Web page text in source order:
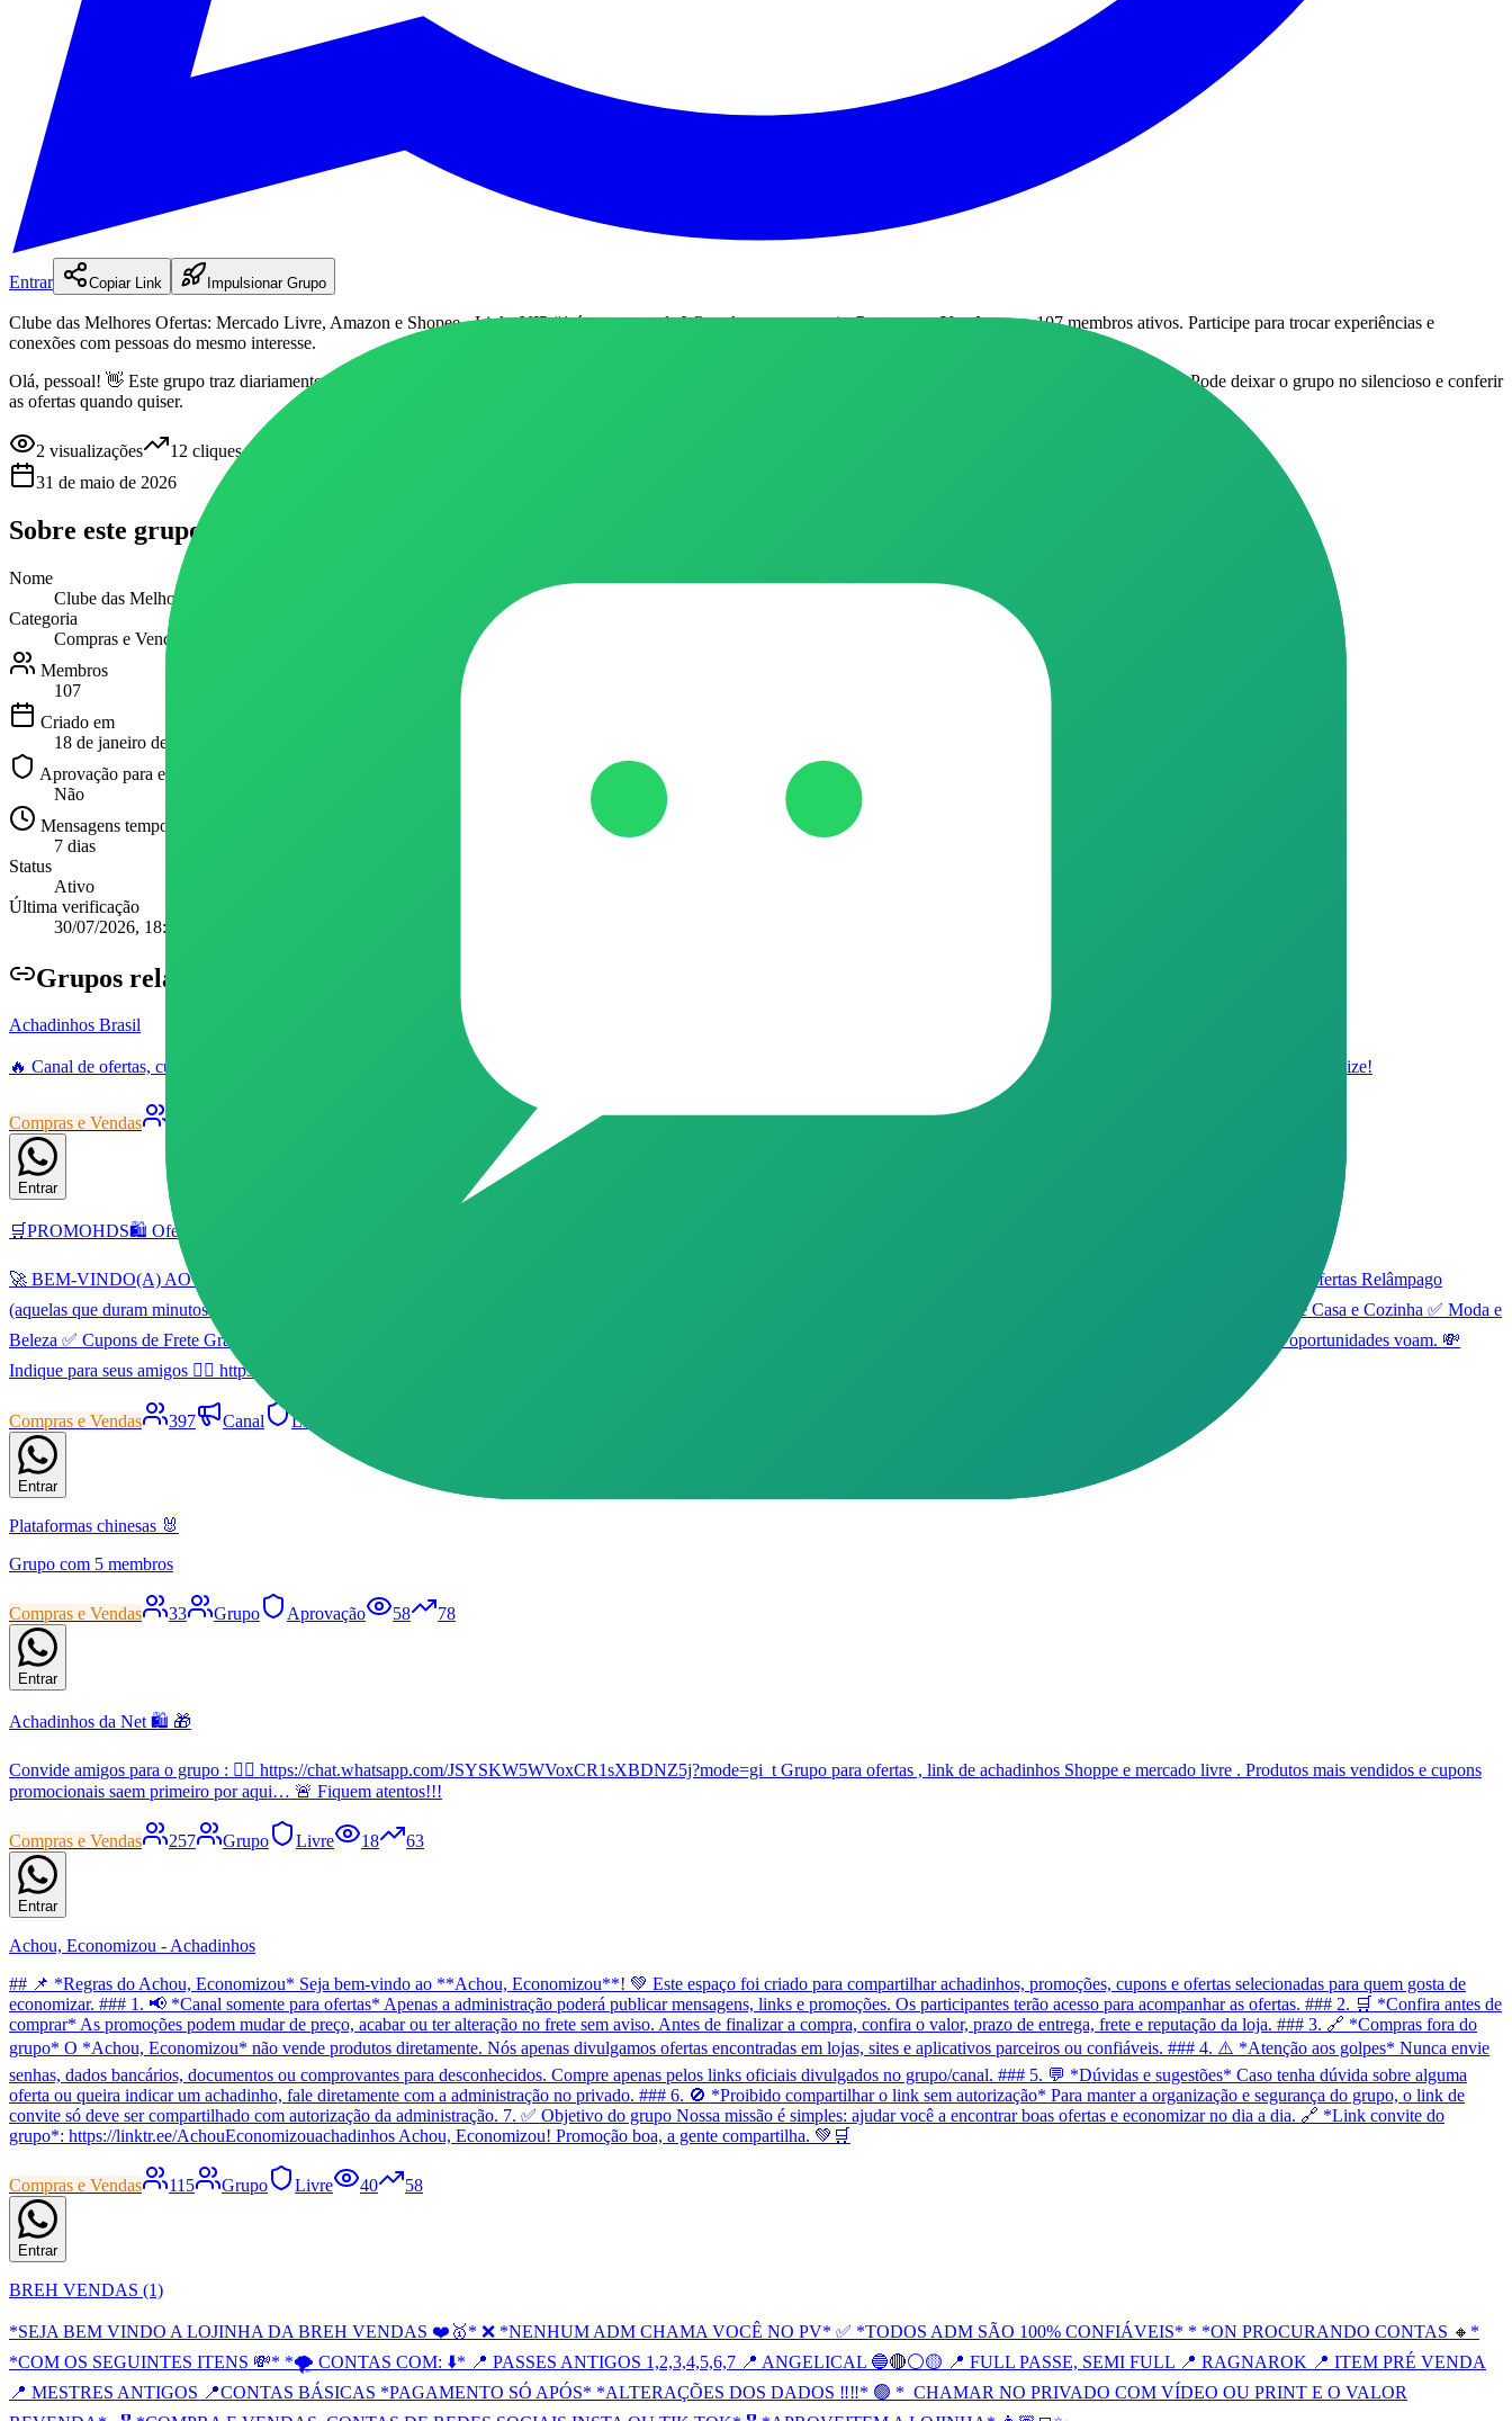
Entrar Copiar Link Impulsionar Grupo
Clube das Melhores Ofertas: Mercado Livre, Amazon e Shopee - Links VIP #1éum grupode WhatsApp na categoriaCompras e Vendascom 107 membros ativos. Participe para trocar experiências e
conexões com pessoas do mesmo interesse.
Olá, pessoal! 👋 Este grupo traz diariamente as melhores promoções da Shopee, Mercado Livre e Amazon. Se você gosta de economizar, aqui é o lugar certo! 🛒✨ 📌 Pode deixar o grupo no silencioso e conferir
as ofertas quando quiser.
2 visualizações 12 cliques
31 de maio de 2026
Sobre este grupo
Nome
Clube das Melhores Ofertas: Mercado Livre, Amazon e Shopee - Links VIP #1
Categoria
Compras e Vendas
Membros
107
Criado em
18 de janeiro de 2026
Aprovação para entrar
Não
Mensagens temporárias
7 dias
Status
Ativo
Última verificação
30/07/2026, 18:37
Grupos relacionados
Achadinhos Brasil
🔥 Canal de ofertas, cupons e promoções no WhatsApp 🇧🇷 As melhores ofertas do Brasil, atualizadas todos os dias 💰 Economia real em produtos confiáveis ✅ Entre, aproveite e economize!
Compras e Vendas
Entrar
🛒PROMOHDS🛍️ Ofertas & Cupons
🚀 BEM-VINDO(A) AO 🛒PROMOHDS🛍️ Ofertas & Cupons 🚀 Cansado de pagar caro? Você está no lugar certo! Aqui o nosso time garimpa a internet 24h por dia para trazer: 🔥 Ofertas Relâmpago
(aquelas que duram minutos!) 🎟️ Cupons Exclusivos das maiores lojas (Mercado Livre, Amazon, Shopee, Magalu, e +) O que postamos aqui: ✅ Eletrônicos e Smartphones ✅ Itens de Casa e Cozinha ✅ Moda e
Beleza ✅ Cupons de Frete Grátis 👉 Dúvidas? Pode chamar os adm's. Boas compras e boas economias! 📌 Dica de ouro: Silencie o grupo, mas não deixe de conferir! As melhores oportunidades voam. 💸
Indique para seus amigos 👇🏻 https://biolink.info/promohds
Compras e Vendas 397 Canal Livre
Entrar
Plataformas chinesas 🐰
Grupo com 5 membros
Compras e Vendas 33 Grupo Aprovação 58 78
Entrar
Achadinhos da Net 🛍️ 🎁
Convide amigos para o grupo : 👇🏼 https://chat.whatsapp.com/JSYSKW5WVoxCR1sXBDNZ5j?mode=gi_t Grupo para ofertas , link de achadinhos Shoppe e mercado livre . Produtos mais vendidos e cupons
promocionais saem primeiro por aqui… 🚨 Fiquem atentos!!!
Compras e Vendas 257 Grupo Livre 18 63
Entrar
Achou, Economizou - Achadinhos
## 📌 *Regras do Achou, Economizou* Seja bem-vindo ao **Achou, Economizou**! 💚 Este espaço foi criado para compartilhar achadinhos, promoções, cupons e ofertas selecionadas para quem gosta de
economizar. ### 1. 📢 *Canal somente para ofertas* Apenas a administração poderá publicar mensagens, links e promoções. Os participantes terão acesso para acompanhar as ofertas. ### 2. 🛒 *Confira antes de
comprar* As promoções podem mudar de preço, acabar ou ter alteração no frete sem aviso. Antes de finalizar a compra, confira o valor, prazo de entrega, frete e reputação da loja. ### 3. 🔗 *Compras fora do
grupo* O *Achou, Economizou* não vende produtos diretamente. Nós apenas divulgamos ofertas encontradas em lojas, sites e aplicativos parceiros ou confiáveis. ### 4. ⚠️ *Atenção aos golpes* Nunca envie
senhas, dados bancários, documentos ou comprovantes para desconhecidos. Compre apenas pelos links oficiais divulgados no grupo/canal. ### 5. 💬 *Dúvidas e sugestões* Caso tenha dúvida sobre alguma
oferta ou queira indicar um achadinho, fale diretamente com a administração no privado. ### 6. 🚫 *Proibido compartilhar o link sem autorização* Para manter a organização e segurança do grupo, o link de
convite só deve ser compartilhado com autorização da administração. 7. ✅ Objetivo do grupo Nossa missão é simples: ajudar você a encontrar boas ofertas e economizar no dia a dia. 🔗 *Link convite do
grupo*: https://linktr.ee/AchouEconomizouachadinhos Achou, Economizou! Promoção boa, a gente compartilha. 💚🛒
Compras e Vendas 115 Grupo Livre 40 58
Entrar
BREH VENDAS (1)
*SEJA BEM VINDO A LOJINHA DA BREH VENDAS ❤️🥇* ❌ *NENHUM ADM CHAMA VOCÊ NO PV* ✅ *TODOS ADM SÃO 100% CONFIÁVEIS* * *ON PROCURANDO CONTAS 🔸*
*COM OS SEGUINTES ITENS 💸* *🌪 CONTAS COM: ⬇️* 📍 PASSES ANTIGOS 1,2,3,4,5,6,7 📍 ANGELICAL 🔵🔴⚪️🟡 📍 FULL PASSE, SEMI FULL 📍 RAGNAROK 📍 ITEM PRÉ VENDA
📍 MESTRES ANTIGOS 📍CONTAS BÁSICAS *PAGAMENTO SÓ APÓS* *ALTERAÇÕES DOS DADOS ‼️‼️* 🟢 *_CHAMAR NO PRIVADO COM VÍDEO OU PRINT E O VALOR